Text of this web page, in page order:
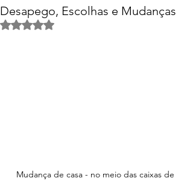
Desapego, Escolhas e Mudanças
Avaliado com NaN de 5 estrelas.
Mudança de casa - no meio das caixas de